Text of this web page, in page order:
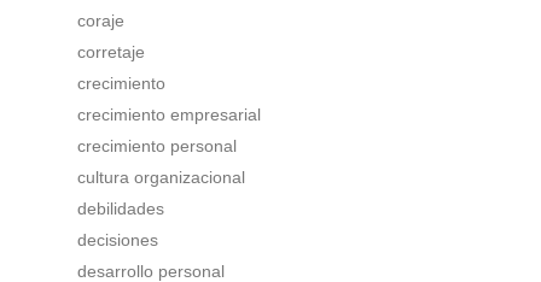
coraje
corretaje
crecimiento
crecimiento empresarial
crecimiento personal
cultura organizacional
debilidades
decisiones
desarrollo personal